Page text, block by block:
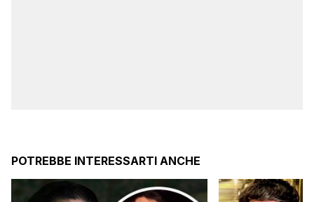
POTREBBE INTERESSARTI ANCHE